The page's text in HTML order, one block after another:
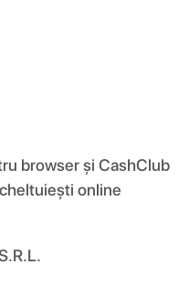
browser și CashClub
online